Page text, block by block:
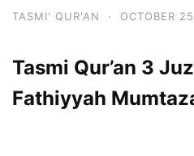
TASMI' QUR'AN · OCTOBER
Tasmi Qur’an 3
Fathiyyah